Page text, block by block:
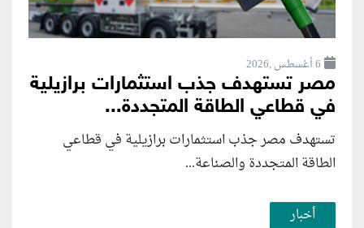
6 أغسطس ,2026
مصر تستهدف جذب استثمارات برازيلية
في قطاعي الطاقة المتجددة...
تستهدف مصر جذب استثمارات برازيلية في قطاعي
الطاقة المتجددة والصناعة...
أخبار